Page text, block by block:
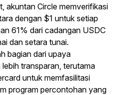
akuntan Circle memverifikasi
dengan $1 untuk setiap
61% dari cadangan USDC
dan setara tunai.
bagian dari upaya
transparan, terutama
untuk memfasilitasi
program percontohan yang